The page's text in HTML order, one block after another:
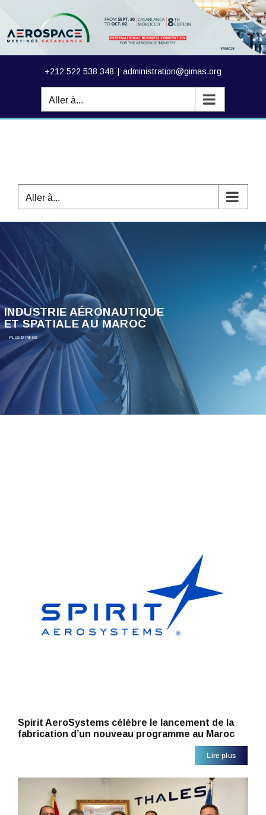
+212 522 538 348 administration@gimas.org
Aller à...
Aller à...
INDUSTRIE AÉRONAUTIQUE
ET SPATIALE AU MAROC
PLUS D'INFOS
Spirit AeroSystems célèbre le lancement de la
fabrication d’un nouveau programme au Maroc
Lire plus